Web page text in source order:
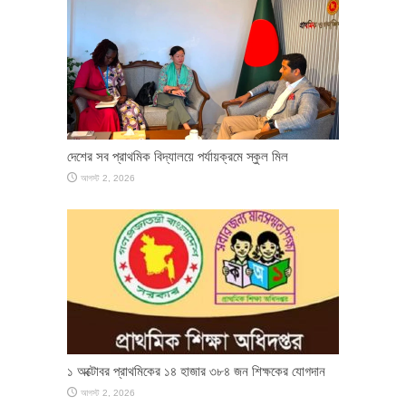
দেশের সব প্রাথমিক বিদ্যালয়ে পর্যায়ক্রমে স্কুল মিল
আগস্ট 2, 2026
১ অক্টোবর প্রাথমিকের ১৪ হাজার ৩৮৪ জন শিক্ষকের যোগদান
আগস্ট 2, 2026